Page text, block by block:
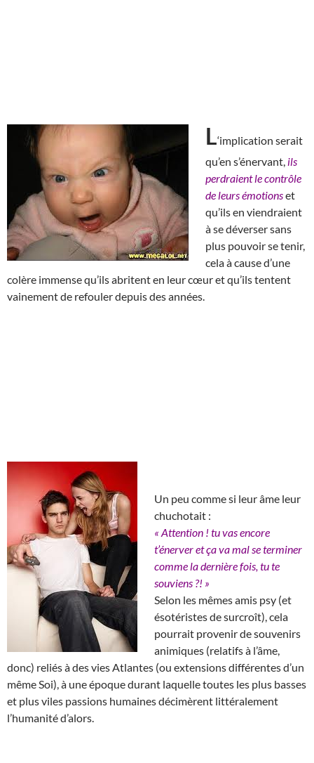
L‘implication serait
qu’en s’énervant, ils
perdraient le contrôle
de leurs émotionset
qu’ils en viendraient
à se déverser sans
plus pouvoir se tenir,
cela à cause d’une
colère immense qu’ils abritent en leur cœur et qu’ils tentent
vainement de refouler depuis des années.
Un peu comme si leur âme leur
chuchotait :
« Attention ! tu vas encore
t’énerver et ça va mal se terminer
comme la dernière fois, tu te
souviens ?! »
Selon les mêmes amis psy (et
ésotéristes de surcroît), cela
pourrait provenir de souvenirs
animiques (relatifs à l’âme,
donc) reliés à des vies Atlantes (ou extensions différentes d’un
même Soi), à une époque durant laquelle toutes les plus basses
et plus viles passions humaines décimèrent littéralement
l’humanité d’alors.